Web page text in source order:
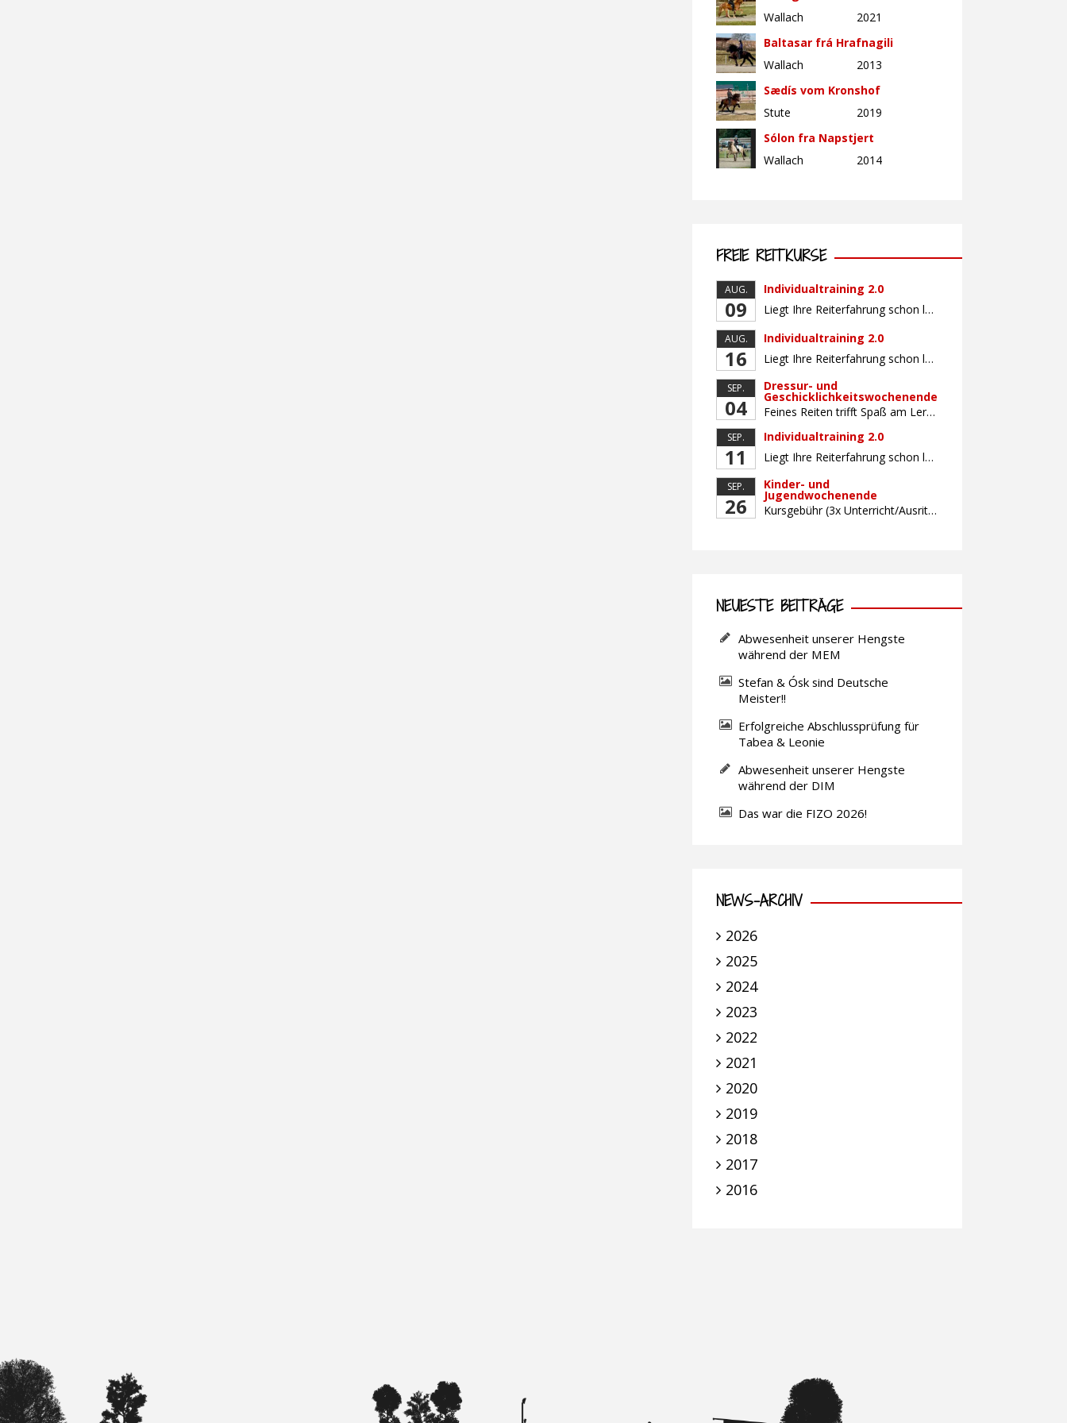
Wallach
2021
Baltasar frá Hrafnagili
Wallach
2013
Sædís vom Kronshof
Stute
2019
Sólon fra Napstjert
Wallach
2014
FREIE REITKURSE
AUG.
09
Individualtraining 2.0
Liegt Ihre Reiterfahrung schon länger zurück oder fühlen Sie sich noch nicht richtig fit? Oder sind Sie bereits ein sicherer Reiter und freuen sich auf weiterführenden Unterricht? Training für Reiter:innen mit unterschiedlicher Reiterfahrung, auf die Wünsche und Kenntnisse des Einzelnen abgestimmt. Ein abwechslungsreiches Programm mit individuellem Reitunterricht mit unterschiedlichen Schwerpunkten und für Fortgeschrittene auch mit […]
AUG.
16
Individualtraining 2.0
Liegt Ihre Reiterfahrung schon länger zurück oder fühlen Sie sich noch nicht richtig fit? Oder sind Sie bereits ein sicherer Reiter und freuen sich auf weiterführenden Unterricht? Training für Reiter:innen mit unterschiedlicher Reiterfahrung, auf die Wünsche und Kenntnisse des Einzelnen abgestimmt. Ein abwechslungsreiches Programm mit individuellem Reitunterricht mit unterschiedlichen Schwerpunkten und für Fortgeschrittene auch mit […]
SEP.
04
Dressur- und
Geschicklichkeitswochenende
Feines Reiten trifft Spaß am Lernen! Für gutes und feines Dressurreiten ist das Zusammenwirken der Hilfen unerlässlich. Lernen Sie, die reiterlichen Hilfen bewusst, koordiniert und fein aufeinander abgestimmt mit Hilfe von zielbringenden Geschicklichkeitsaufgaben einzusetzen. Gemeinsam arbeiten wir daran, wie Sie mit minimalen, aber klaren Signalen maximale Wirkung erreichen – für ein zufriedenes, losgelassenes Pferd und […]
SEP.
11
Individualtraining 2.0
Liegt Ihre Reiterfahrung schon länger zurück oder fühlen Sie sich noch nicht richtig fit? Oder sind Sie bereits ein sicherer Reiter und freuen sich auf weiterführenden Unterricht? Training für Reiter:innen mit unterschiedlicher Reiterfahrung, auf die Wünsche und Kenntnisse des Einzelnen abgestimmt. Ein abwechslungsreiches Programm mit individuellem Reitunterricht und für Fortgeschrittene auch mit Gangtraining findet in […]
SEP.
26
Kinder- und
Jugendwochenende
Kursgebühr (3x Unterricht/Ausritt, Betreuung) Leihpferd
NEUESTE BEITRÄGE
Abwesenheit unserer Hengste
während der MEM
Stefan & Ósk sind Deutsche
Meister!!
Erfolgreiche Abschlussprüfung für
Tabea & Leonie
Abwesenheit unserer Hengste
während der DIM
Das war die FIZO 2026!
NEWS-ARCHIV
2026
2025
2024
2023
2022
2021
2020
2019
2018
2017
2016